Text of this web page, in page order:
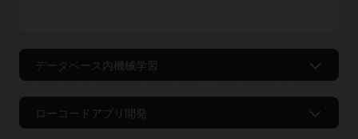
データベース内機械学習
ルを構築する
ローコードアプリ開発